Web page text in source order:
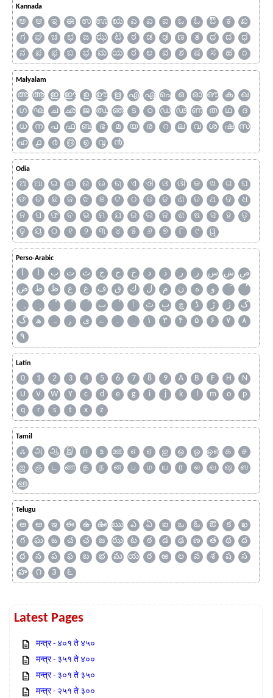
Kannada
ಅ ಆ ಇ ಈ ಉ ಊ ಋ ಎ ಏ ಐ ಒ ಓ ಔ ಕ
ಖ
ಗ
ಘ ಚ ಛ ಜ ಝ ಟ ಠ ಡ ಢ ಣ ತ ಥ ದ
ಧ
ನ
ಪ ಫ ಬ ಭ ಮ ಯ ರ ಲ ವ ಶ ಷ ಸ ಹ ೧
Malyalam
അ ആ ഇ ഈ ഉ ഊ ഋ എ ഏ ഐ ഒ ഓ ഔ ക
ഖ
ഗ
ഘ ച ഛ ജ ഝ ഞ ട ഠ ഡ ഢ ണ ത ഥ
ദ
ധ
ന പ ഫ ബ ഭ മ യ ര റ ല വ ശ ഷ
സ
ഹ
൧ ൪ ൫ ൭ ൮ ൯
Odia
ଅ ଆ ଇ ଈ ଉ ଊ ଋ ଏ ଐ ଓ ଔ କ ଖ ଗ
ଘ
ଙ
ଚ ଛ ଜ ଝ ଞ ଟ ଠ ଡ ଢ ଣ ତ ଥ ଦ
ଧ
ନ
ପ ଫ ବ ଭ ମ ଯ ର ଲ ଳ ଶ ଷ ସ ହ
ଡ଼
ଢ଼
ୟ ୦ ୧ ୨ ୩ ୪ ୫ ୬ ୭ ୮ ୯ ୱ
Perso-Arabic
آ ا ب ت ث ج ح خ د ذ ر ز س ش ص
ض
ط ظ ع غ ف ق ك ل م ن ه
و
ٮ
ٲ ٹ پ چ ڈ ڑ ژ
ک
گ
ھ ہ ۄ ی ے ۔ ۱ ۳ ۴ ۵ ۶ ۷
۸
۹
Latin
0 1 2 3 4 5 6 7 8 9 A B F H
N
U
V W Y c d e g i j k l m o
p
q
r s t x z
Tamil
ஃ அ ஆ இ ஈ உ ஊ எ ஏ ஐ ஒ ஓ ஔ க
ச
ஜ
ஞ ட ண த ந ன ப ம ய ர ல வ ஷ
ஸ
ஹ
Telugu
అ ఆ ఇ ఈ ఉ ఊ ఋ ఎ ఏ ఐ ఒ ఓ ఔ క
ఖ
గ
ఘ ఙ చ ఛ జ ఝ ట ఠ డ ఢ ణ త థ
ద
ధ
న ప ఫ బ భ మ య ర ఱ ల వ శ ష
స
హ
౧ ౩ ౬
Latest Pages
मन्त्र - ४०१ ते ४५०
मन्त्र - ३५१ ते ४००
मन्त्र - ३०१ ते ३५०
मन्त्र - २५१ ते ३००